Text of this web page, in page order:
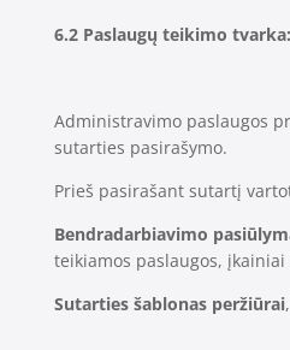
6.2 Paslaugų teikimo tvarka:
Administravimo paslaugos
sutarties pasirašymo.
Prieš pasirašant sutartį
Bendradarbiavimo
teikiamos paslaugos, įkainiai
Sutarties šablonas peržiūrai